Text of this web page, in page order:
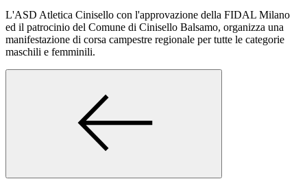
L'ASD Atletica Cinisello con l'approvazione della FIDAL Milano
ed il patrocinio del Comune di Cinisello Balsamo, organizza una
manifestazione di corsa campestre regionale per tutte le categorie
maschili e femminili.